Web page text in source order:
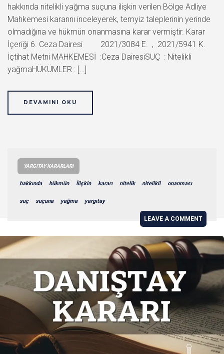
hakkında nitelikli yağma suçuna ilişkin verilen Bölge Adliye
Mahkemesi kararını inceleyerek, temyiz taleplerinin yerinde
olmadığına ve hükmün onanmasına karar vermiştir. Karar
İçeriği 6. Ceza Dairesi 2021/3084 E. , 2021/5941 K.
İçtihat Metni MAHKEMESİ :Ceza DairesiSUÇ : Nitelikli
yağmaHÜKÜMLER : […]
DEVAMINI OKU
YARGITAY KARARLARI
hakkında hükmün İlişkin kararı nitelik nitelikli onanması
suç suçuna yağma yargıtay
LEAVE A COMMENT